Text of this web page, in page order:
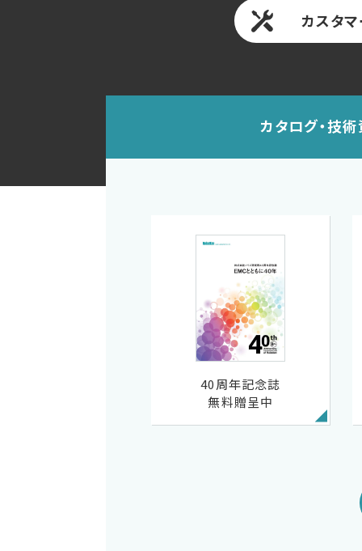
カスタ
カタログ・技
40周年記念誌
無料贈呈中